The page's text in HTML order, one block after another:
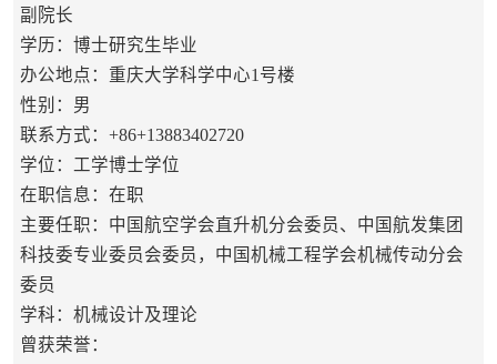
副院长
学历：博士研究生毕业
办公地点：重庆大学科学中心1号楼
性别：男
联系方式：+86+13883402720
学位：工学博士学位
在职信息：在职
主要任职：中国航空学会直升机分会委员、中国航发集团
科技委专业委员会委员，中国机械工程学会机械传动分会
委员
学科：机械设计及理论
曾获荣誉：